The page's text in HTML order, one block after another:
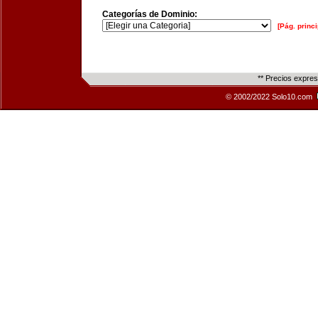
Categorías de Dominio:
[Pág.
** Precios
© 2002/2022 Solo10.com